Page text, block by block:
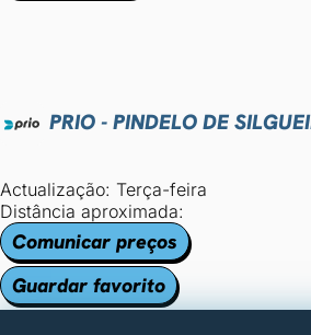
PRIO - PINDELO DE
Actualização: Terça-feira
Distância aproximada:
Comunicar preços
Guardar favorito